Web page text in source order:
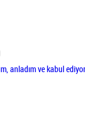
anladım ve kabul